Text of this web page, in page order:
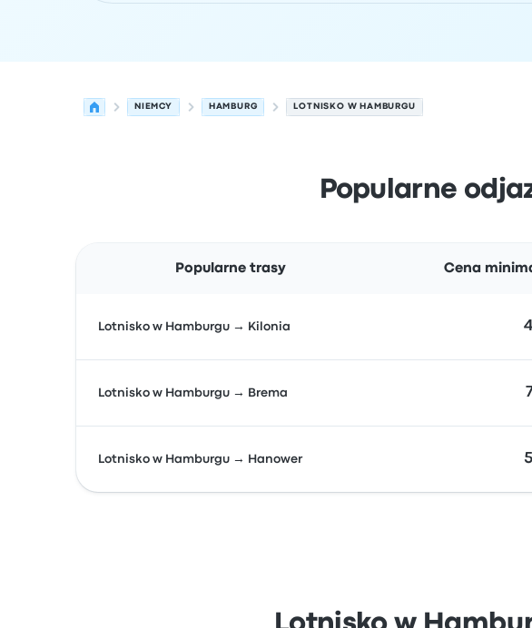
NIEMCY HAMBURG LOTNISKO W HAMBURGU
Popularne
Popularne trasy Cena
Lotnisko w Hamburgu → Kilonia
Lotnisko w Hamburgu → Brema
Lotnisko w Hamburgu → Hanower